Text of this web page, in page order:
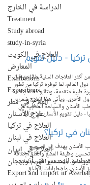
الدراسة في الخارج
Treatment
Study abroad
study-in-syria
العلاج في الكويت
المعارض
Exhibitions
Expositions
العلاج في قطر
علاج الأسنان
العلاج في تركيا
العلاج في لبنان
العلاج في إيران
و التصدير في أذربيجان
Export and import in
- دليل تقويم
أكثر العلاجات السنية طلبًا من قبل
العالم، لما توفره تركيا من تطور
طبية متقدمة، ونتائج فعالة بتكلفة
الأخرى. ويأتي هذا العلاج ضمن
الأسنان والسياحة العلاجية في
- دليل تقويم الأسنان في تركيا
في تركيا؟
الأسنان يهدف إلى تصحيح
وظيفة المضغ والنطق، إضافة
ويُستخدم التقويم لعلاج
الأسنان، واضطرابات الإطباق.